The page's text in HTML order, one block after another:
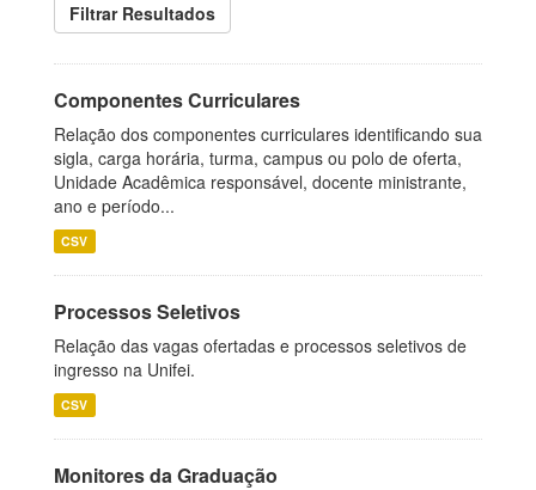
Filtrar Resultados
Componentes Curriculares
Relação dos componentes curriculares identificando sua
sigla, carga horária, turma, campus ou polo de oferta,
Unidade Acadêmica responsável, docente ministrante,
ano e período...
CSV
Processos Seletivos
Relação das vagas ofertadas e processos seletivos de
ingresso na Unifei.
CSV
Monitores da Graduação